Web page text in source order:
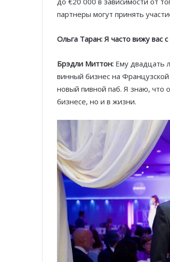
партнеры могут принять
Ольга Таран: Я часто вижу вас
Брэдли Миттон: Ему двадцать
винный бизнес на
новый пивной паб. Я знаю, что
бизнесе, но и в жизни.